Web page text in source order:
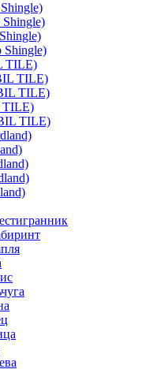
Shingle)
TILE)
TILE)
TILE)
TILE)
TILE)